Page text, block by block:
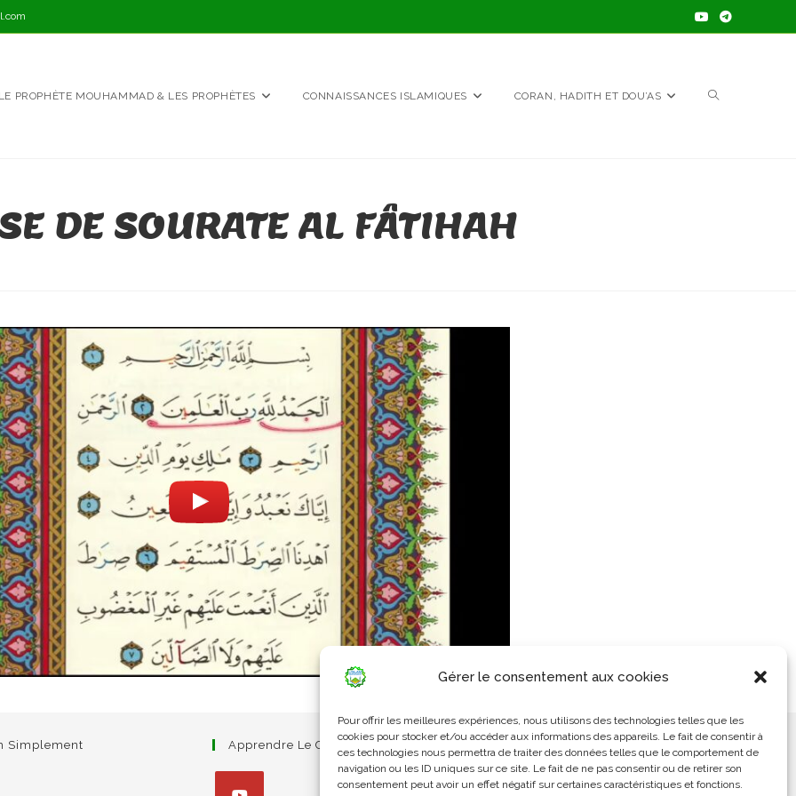
Gérer le consentement aux cookies
Pour offrir les meilleures expériences, nous utilisons des technologies telles que les
cookies pour stocker et/ou accéder aux informations des appareils. Le fait de consentir à
ces technologies nous permettra de traiter des données telles que le comportement de
navigation ou les ID uniques sur ce site. Le fait de ne pas consentir ou de retirer son
consentement peut avoir un effet négatif sur certaines caractéristiques et fonctions.
LE PROPHÈTE MOUHAMMAD & LES PROPHÈTES CONNAISSANCES ISLAMIQUES CORAN, HADITH ET DOU’AS TOGGLE
DE SOURATE AL FÂTIHAH
Simplement Apprendre Le Coran Simplement